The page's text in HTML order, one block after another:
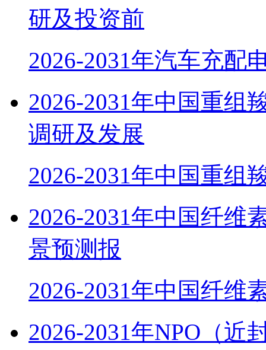
研及投资前
2026-2031年汽车充配
2026-2031年中国重组
调研及发展
2026-2031年中国重组
2026-2031年中国纤维
景预测报
2026-2031年中国纤维
2026-2031年NPO（近